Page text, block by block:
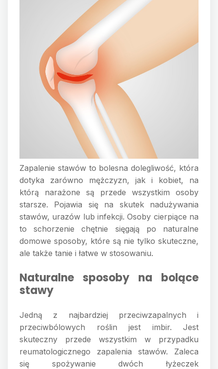
Zapalenie stawów to bolesna dolegliwość, która
dotyka zarówno mężczyzn, jak i kobiet, na
którą narażone są przede wszystkim osoby
starsze. Pojawia się na skutek nadużywania
stawów, urazów lub infekcji. Osoby cierpiące na
to schorzenie chętnie sięgają po naturalne
domowe sposoby, które są nie tylko skuteczne,
ale także tanie i łatwe w stosowaniu.
Naturalne sposoby na bolące
stawy
Jedną z najbardziej przeciwzapalnych i
przeciwbólowych roślin jest imbir. Jest
skuteczny przede wszystkim w przypadku
reumatologicznego zapalenia stawów. Zaleca
się spożywanie dwóch łyżeczek